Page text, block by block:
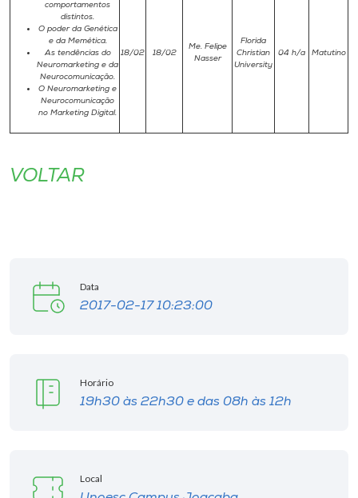
comportamentos
distintos.
O poder da Genética
e da Memética.
As tendências do
Neuromarketing e da
Neurocomunicação.
O Neuromarketing e
Neurocomunicação
no Marketing Digital.
18/02 18/02
Me. Felipe
Nasser
Florida
Christian
University
04 h/a Matutino
VOLTAR
Data
2017-02-17 10:23:00
Horário
19h30 às 22h30 e das 08h às 12h
Local